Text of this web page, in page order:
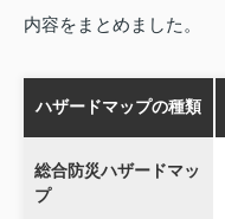
内容をまとめました。
ハザードマップの種類
総合防災ハザードマッ
プ